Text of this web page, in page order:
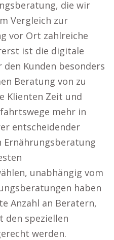
die wir
Vergleich zur
vor Ort zahlreiche
ist die digitale
Kunden besonders
Beratung von zu
Klienten Zeit und
mehr in
entscheidender
unabhängig vom
haben
Anzahl an Beratern,
den speziellen
werden.